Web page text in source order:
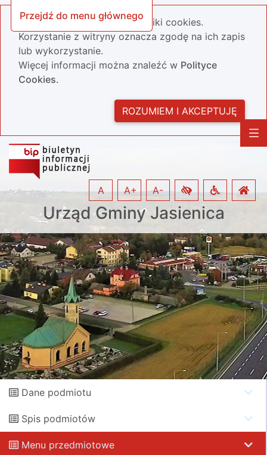
Przejdź do menu głównego
Nasza strona wykorzystuje pliki cookies.
Korzystanie z witryny oznacza zgodę na ich zapis
lub wykorzystanie.
Więcej informacji można znaleźć w Polityce
Cookies.
ROZUMIEM I AKCEPTUJĘ
Urząd Gminy Jasienica
A A+ A-
Dane podmiotu
Spis podmiotów
Menu przedmiotowe